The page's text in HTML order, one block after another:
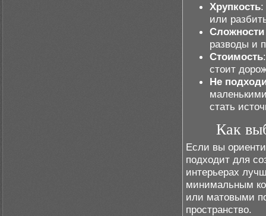
Хрупкость:
или
Сложности
разводы и
Стоимость
стоит
Не
стать
Как
Если вы
подходит для
интерьерах
минимальным
или матовыми
пространство.